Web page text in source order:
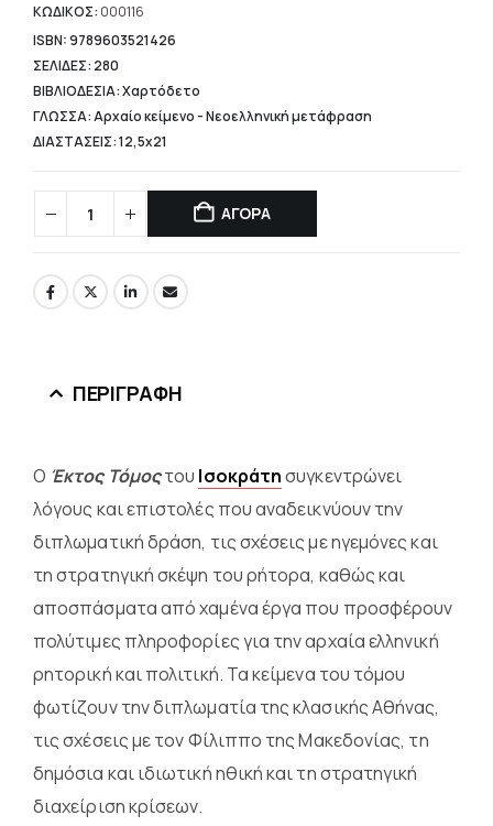
είναι:
15,04 €.
ΚΩΔΙΚΟΣ: 000116
ISBN: 9789603521426
ΣΕΛΙΔΕΣ: 280
ΒΙΒΛΙΟΔΕΣΙΑ: Χαρτόδετο
ΓΛΩΣΣΑ: Αρχαίο κείμενο - Νεοελληνική μετάφραση
ΔΙΑΣΤΑΣΕΙΣ: 12,5x21
ΑΓΟΡΑ
ΠΕΡΙΓΡΑΦΉ
Ο Έκτος Τόμοςτου Ισοκράτησυγκεντρώνει
λόγους και επιστολές που αναδεικνύουν την
διπλωματική δράση, τις σχέσεις με ηγεμόνες και
τη στρατηγική σκέψη του ρήτορα, καθώς και
αποσπάσματα από χαμένα έργα που προσφέρουν
πολύτιμες πληροφορίες για την αρχαία ελληνική
ρητορική και πολιτική. Τα κείμενα του τόμου
φωτίζουν την διπλωματία της κλασικής Αθήνας,
τις σχέσεις με τον Φίλιππο της Μακεδονίας, τη
δημόσια και ιδιωτική ηθική και τη στρατηγική
διαχείριση κρίσεων.